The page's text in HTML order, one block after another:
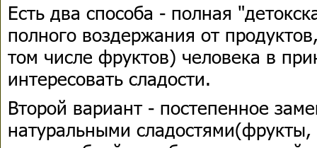
Есть два способа - полная
полного воздержания от
том числе фруктов) человека в
интересовать сладости.
Второй вариант - постепенное
натуральными